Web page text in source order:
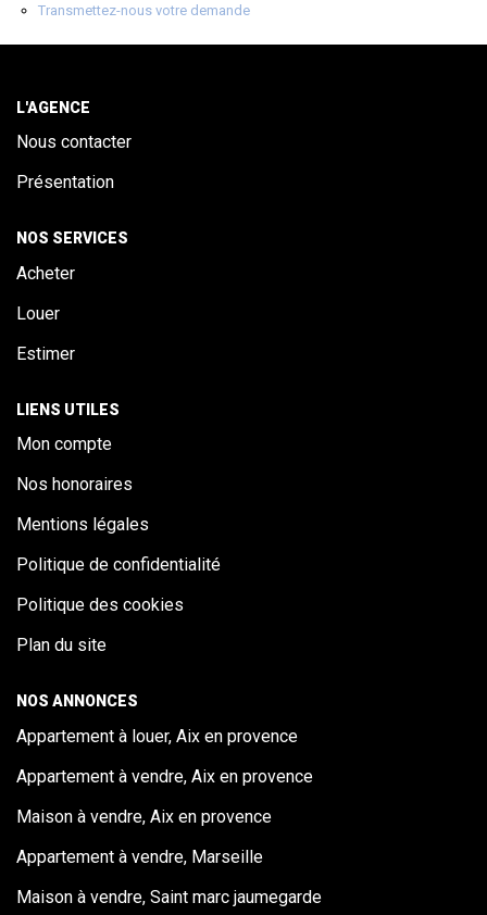
CONTACT
Transmettez-nous votre demande
L'AGENCE
Nous contacter
Présentation
NOS SERVICES
Acheter
Louer
Estimer
LIENS UTILES
Mon compte
Nos honoraires
Mentions légales
Politique de confidentialité
Politique des cookies
Plan du site
NOS ANNONCES
Appartement à louer, Aix en provence
Appartement à vendre, Aix en provence
Maison à vendre, Aix en provence
Appartement à vendre, Marseille
Maison à vendre, Saint marc jaumegarde